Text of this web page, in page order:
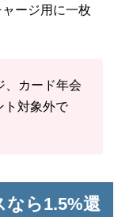
ージ用に一枚
、カード年会
ト対象外で
なら1.5%還